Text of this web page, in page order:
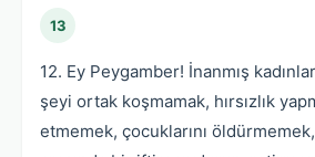
13
12. Ey Peygamber! İnanmış
şeyi ortak koşmamak, hırsızlık
etmemek, çocuklarını